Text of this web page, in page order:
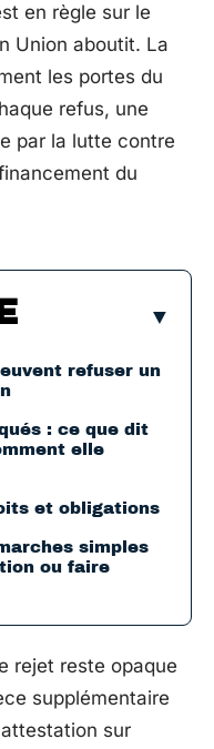
en règle sur le
Union aboutit. La
les portes du
refus, une
par la lutte contre
du
refuser un
: ce que dit
elle
et obligations
simples
ou faire
rejet reste opaque
supplémentaire
sur